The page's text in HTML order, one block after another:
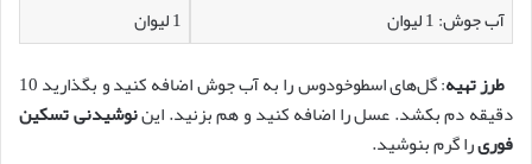
آب جوش: 1 لیوان
1 لیوان
طرز تهیه
: گل‌های اسطوخودوس را به آب جوش اضافه کنید و بگذارید 10
دقیقه دم بکشد. عسل را اضافه کنید و هم بزنید. ایننوشیدنی تسکین
فوریرا گرم بنوشید.